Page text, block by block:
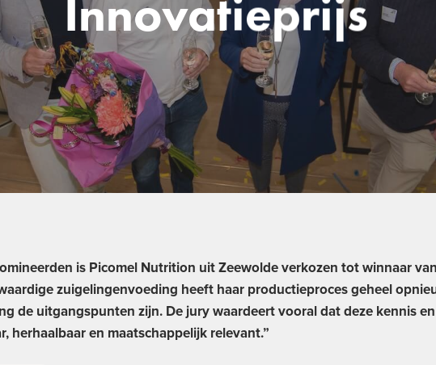
Innovatieprijs
is Picomel Nutrition uit Zeewolde verkozen tot winnaar
zuigelingenvoeding heeft haar productieproces geheel
de uitgangspunten zijn. De jury waardeert vooral dat deze kennis
herhaalbaar en maatschappelijk relevant.”